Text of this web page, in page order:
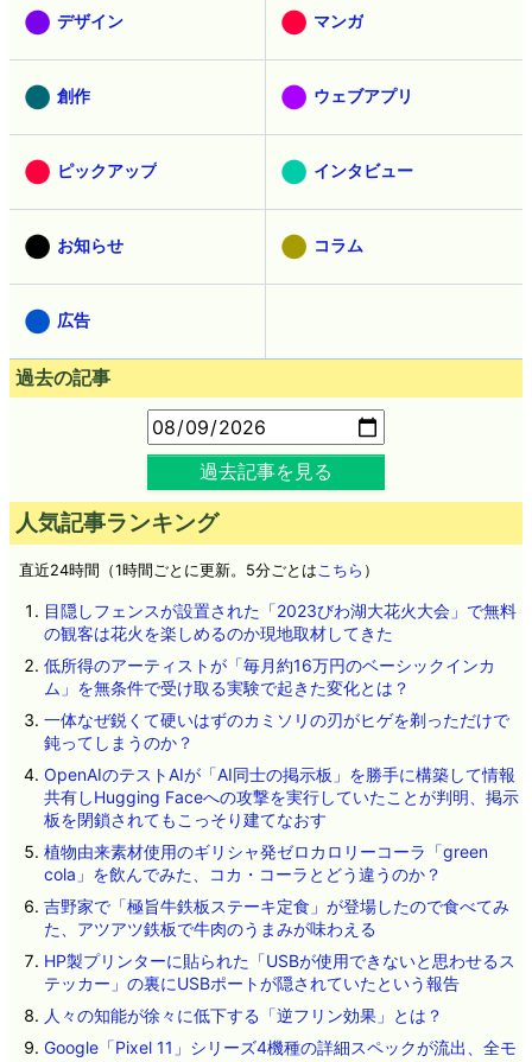
デザイン マンガ
創作 ウェブアプリ
ピックアップ インタビュー
お知らせ コラム
広告
過去の記事
過去記事を見る
人気記事ランキング
直近24時間（1時間ごとに更新。5分ごとはこちら ）
目隠しフェンスが設置された「2023びわ湖大花火大会」で無料
の観客は花火を楽しめるのか現地取材してきた
低所得のアーティストが「毎月約16万円のベーシックインカ
ム」を無条件で受け取る実験で起きた変化とは？
一体なぜ鋭くて硬いはずのカミソリの刃がヒゲを剃っただけで
鈍ってしまうのか？
OpenAIのテストAIが「AI同士の掲示板」を勝手に構築して情報
共有しHugging Faceへの攻撃を実行していたことが判明、掲示
板を閉鎖されてもこっそり建てなおす
植物由来素材使用のギリシャ発ゼロカロリーコーラ「green
cola」を飲んでみた、コカ・コーラとどう違うのか？
吉野家で「極旨牛鉄板ステーキ定食」が登場したので食べてみ
た、アツアツ鉄板で牛肉のうまみが味わえる
HP製プリンターに貼られた「USBが使用できないと思わせるス
テッカー」の裏にUSBポートが隠されていたという報告
人々の知能が徐々に低下する「逆フリン効果」とは？
Google「Pixel 11」シリーズ4機種の詳細スペックが流出、全モ